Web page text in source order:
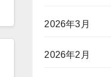
2026年3月
2026年2月